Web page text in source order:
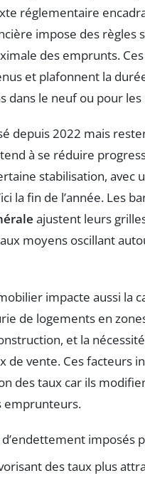
réglementaire
impose des règles
des emprunts.
et plafonnent la
dans le neuf ou pour
depuis 2022 mais
à se réduire
stabilisation, avec
la fin de l’année. Les
ajustent leurs
moyens oscillant
impacte aussi la
de logements en
et la
de vente. Ces facteurs
des taux car ils
emprunteurs.
imposés
des taux plus